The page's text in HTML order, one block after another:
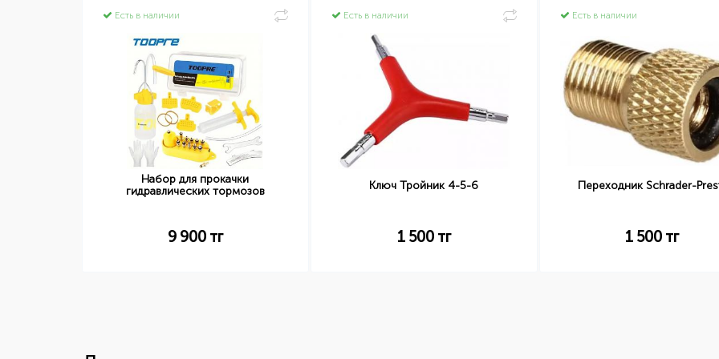
Есть в наличии
Набор для прокачки
гидравлических тормозов
9 900тг
Есть в наличии
Ключ Тройник 4-5-6
1 500тг
Есть в наличии
Переходник Schrader-
1 500 тг